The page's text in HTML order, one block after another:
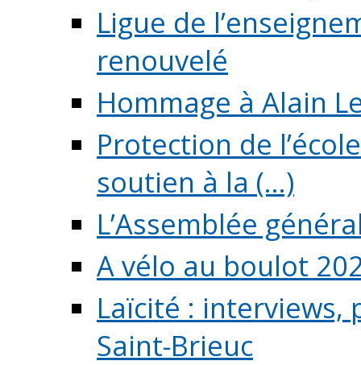
Ligue de
renouvelé
Hommage à Alain
Protection de
soutien à la (...)
L’Assemblée
A vélo au boulot
Laïcité :
Saint-Brieuc